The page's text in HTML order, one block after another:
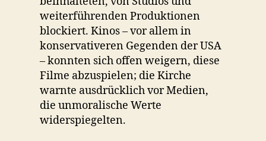
weiterführenden Produktionen
blockiert. Kinos – vor allem in
konservativeren Gegenden der USA
– konnten sich offen weigern, diese
Filme abzuspielen; die Kirche
warnte ausdrücklich vor Medien,
die unmoralische Werte
widerspiegelten.